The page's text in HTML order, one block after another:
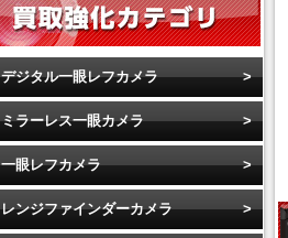
デジタル一眼レフカメラ
ミラーレス一眼カメラ
一眼レフカメラ
レンジファインダーカメラ